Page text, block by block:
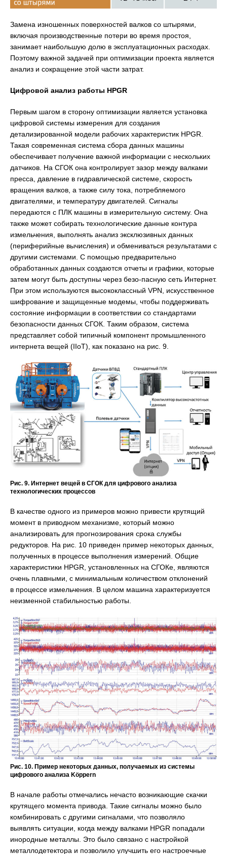
Замена изношенных поверхностей валков со штырями,
включая производственные потери во время простоя,
занимает наибольшую долю в эксплуатационных расходах.
Поэтому важной задачей при оптимизации проекта является
анализ и сокращение этой части затрат.
Цифровой анализ работы HPGR
Первым шагом в сторону оптимизации является установка
цифровой системы измерения для создания
детализированной модели рабочих характеристик HPGR.
Такая современная система сбора данных машины
обеспечивает получение важной информации с нескольких
датчиков. На СГОК она контролирует зазор между валками
пресса, давление в гидравлической системе, скорость
вращения валков, а также силу тока, потребляемого
двигателями, и температуру двигателей. Сигналы
передаются с ПЛК машины в измерительную систему. Она
также может собирать технологические данные контура
измельчения, выполнять анализ эксклюзивных данных
(периферийные вычисления) и обмениваться результатами с
другими системами. С помощью предварительно
обработанных данных создаются отчеты и графики, которые
затем могут быть доступны через безо-пасную сеть Интернет.
При этом используются высококлассный VPN, искусственное
шифрование и защищенные модемы, чтобы поддерживать
состояние информации в соответствии со стандартами
безопасности данных СГОК. Таким образом, система
представляет собой типичный компонент промышленного
интернета вещей (IIoT), как показано на рис. 9.
Рис. 9. Интернет вещей в СГОК для цифрового анализа
технологических процессов
В качестве одного из примеров можно привести крутящий
момент в приводном механизме, который можно
анализировать для прогнозирования срока службы
редукторов. На рис. 10 приведен пример некоторых данных,
полученных в процессе выполнения измерений. Общие
характеристики HPGR, установленных на СГОКе, являются
очень плавными, с минимальным количеством отклонений
в процессе измельчения. В целом машина характеризуется
неизменной стабильностью работы.
Рис. 10. Пример некоторых данных, получаемых из системы
цифрового анализа Köppern
В начале работы отмечались нечасто возникающие скачки
крутящего момента привода. Такие сигналы можно было
комбинировать с другими сигналами, что позволяло
выявлять ситуации, когда между валками HPGR попадали
инородные металлы. Это было связано с настройкой
металлодетектора и позволило улучшить его настроечные